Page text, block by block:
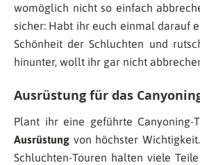
womöglich nicht so einfach
sicher: Habt ihr euch einmal darauf
Schönheit der Schluchten und
hinunter, wollt ihr gar nicht
Ausrüstung für das
Plant ihr eine geführte Canyoning-
Ausrüstung von höchster
Schluchten-Touren halten viele